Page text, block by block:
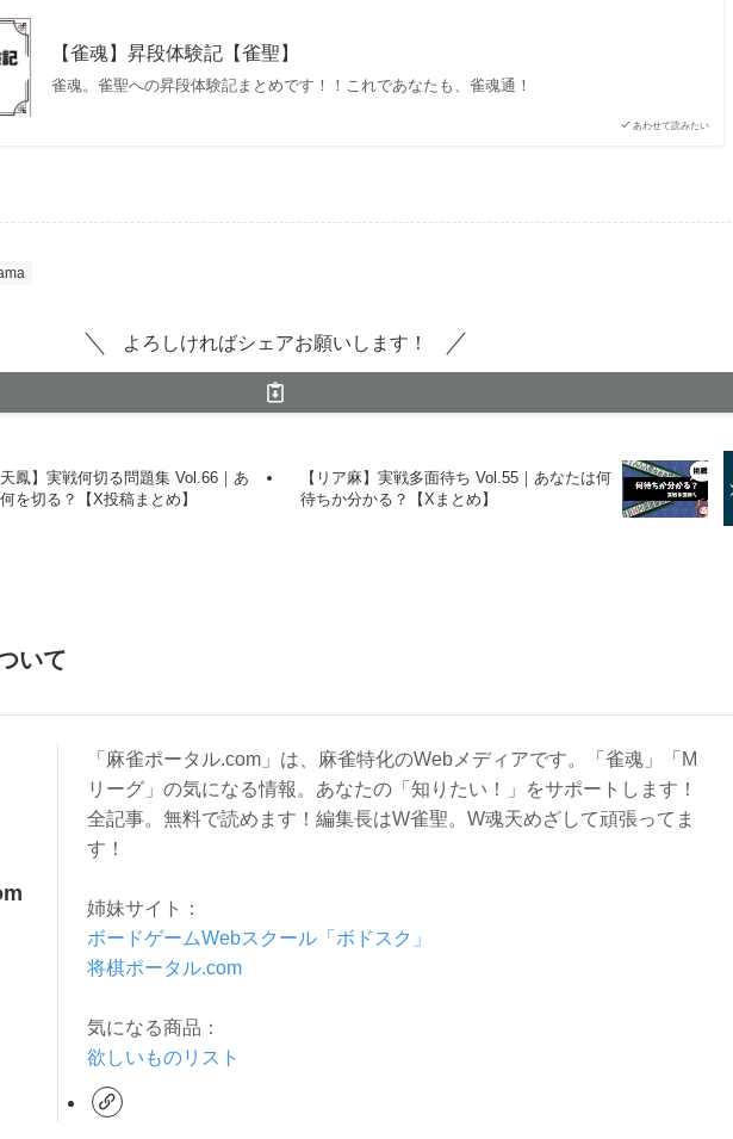
あわせて読みたい
【雀魂】昇段体験記【雀聖】
雀魂。雀聖への昇段体験記まとめです！！これであなたも、雀魂通！
よろしければシェアお願いします！
天鳳】実戦何切る問題集 Vol.66｜あ
を切る？【X投稿まとめ】
【リア麻】実戦多面待ち Vol.55｜あなたは何
待ちか分かる？【Xまとめ】
いて
「麻雀ポータル.com」は、麻雀特化のWebメディアです。「雀魂」「M
リーグ」の気になる情報。あなたの「知りたい！」をサポートします！
全記事。無料で読めます！編集長はW雀聖。W魂天めざして頑張ってま
す！
姉妹サイト：
ボードゲームWebスクール「ボドスク」
将棋ポータル.com
気になる商品：
欲しいものリスト